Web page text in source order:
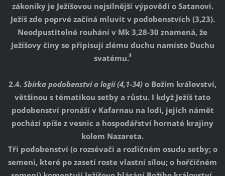
zákoníky je Ježíšovou nejsilnější výpovědí o Satanovi.
Ježíš zde poprvé začíná mluvit v podobenstvích (3,23).
Neodpustitelné rouhání v Mk 3,28-30 znamená, že
Ježíšovy činy se připisují zlému duchu namísto Duchu
svatému.4
2.4. Sbírka podobenství a logií (4,1-34) o Božím království,
většinou s tématikou setby a růstu. I když Ježíš tato
podobenství pronáší v Kafarnau na lodi, jejich námět
pochází spíše z vesnic a hospodářství hornaté krajiny
kolem Nazareta.
Tři podobenství (o rozsévači a rozličném osudu setby; o
semeni, které po zasetí roste vlastní silou; o hořčičném